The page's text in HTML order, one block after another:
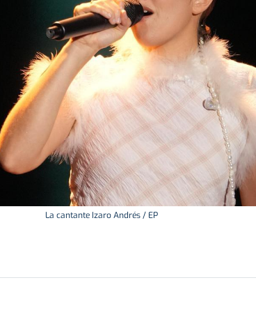
La cantante Izaro Andrés / EP